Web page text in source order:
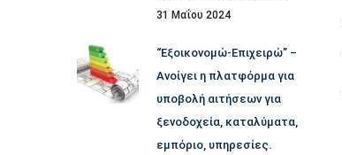
31 Μαΐου 2024
“Εξοικονομώ-Επιχειρώ” –
Ανοίγει η πλατφόρμα για
υποβολή αιτήσεων για
ξενοδοχεία, καταλύματα,
εμπόριο, υπηρεσίες.